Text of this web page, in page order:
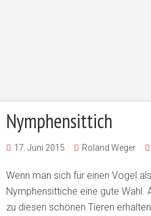
Nymphensittich
17. Juni 2015 Roland Weger
Wenn man sich für einen Vogel
Nymphensittiche eine gute Wahl.
zu diesen schönen Tieren